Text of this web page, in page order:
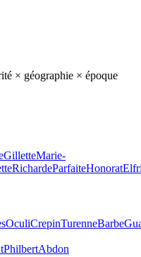
× géographie × époque
GilletteMarie-
RichardeParfaiteHonorat
OculiCrepinTurenneBarbe
PhilbertAbdon